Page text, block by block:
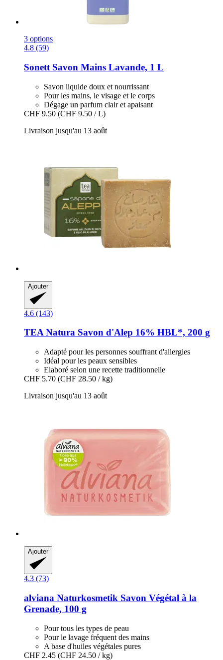
3 options
4.8 (59)
Sonett Savon Mains Lavande, 1 L
Savon liquide doux et nourrissant
Pour les mains, le visage et le corps
Dégage un parfum clair et apaisant
CHF 9.50 (CHF 9.50 / L)
Livraison jusqu'au 13 août
Ajouter
4.6 (143)
TEA Natura Savon d'Alep 16% HBL*, 200 g
Adapté pour les personnes souffrant d'allergies
Idéal pour les peaux sensibles
Elaboré selon une recette traditionnelle
CHF 5.70 (CHF 28.50 / kg)
Livraison jusqu'au 13 août
Ajouter
4.3 (73)
alviana Naturkosmetik Savon Végétal à la
Grenade, 100 g
Pour tous les types de peau
Pour le lavage fréquent des mains
A base d'huiles végétales pures
CHF 2.45 (CHF 24.50 / kg)